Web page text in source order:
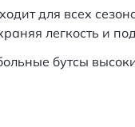
для всех
легкость и
бутсы